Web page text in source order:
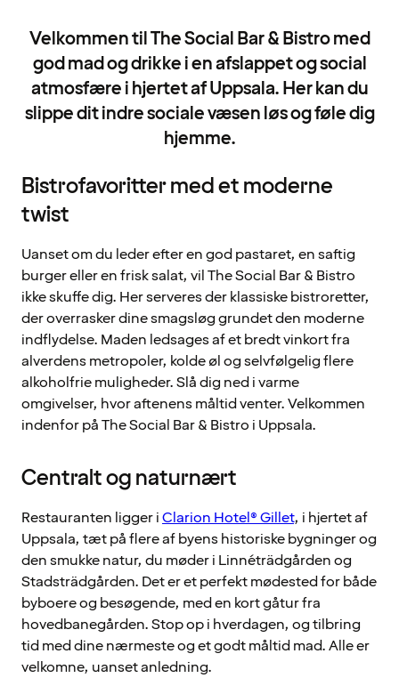
Velkommen til The Social Bar & Bistro med
god mad og drikke i en afslappet og social
atmosfære i hjertet af Uppsala. Her kan du
slippe dit indre sociale væsen løs og føle dig
hjemme.
Bistrofavoritter med et moderne
twist
Uanset om du leder efter en god pastaret, en saftig
burger eller en frisk salat, vil The Social Bar & Bistro
ikke skuffe dig. Her serveres der klassiske bistroretter,
der overrasker dine smagsløg grundet den moderne
indflydelse. Maden ledsages af et bredt vinkort fra
alverdens metropoler, kolde øl og selvfølgelig flere
alkoholfrie muligheder. Slå dig ned i varme
omgivelser, hvor aftenens måltid venter. Velkommen
indenfor på The Social Bar & Bistro i Uppsala.
Centralt og naturnært
Restauranten ligger iClarion Hotel® Gillet, i hjertet af
Uppsala, tæt på flere af byens historiske bygninger og
den smukke natur, du møder i Linnéträdgården og
Stadsträdgården. Det er et perfekt mødested for både
byboere og besøgende, med en kort gåtur fra
hovedbanegården. Stop op i hverdagen, og tilbring
tid med dine nærmeste og et godt måltid mad. Alle er
velkomne, uanset anledning.